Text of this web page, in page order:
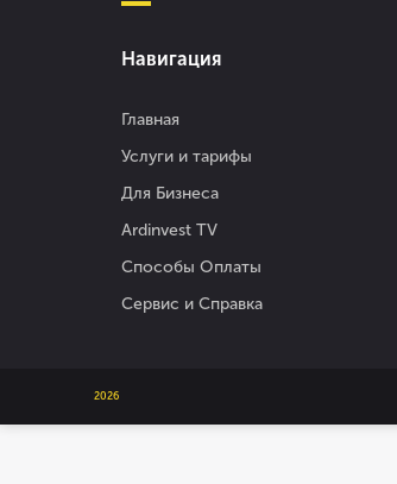
Навигация
Главная
Услуги и тарифы
Для Бизнеса
Ardinvest TV
Способы Оплаты
Сервис и Справка
2026